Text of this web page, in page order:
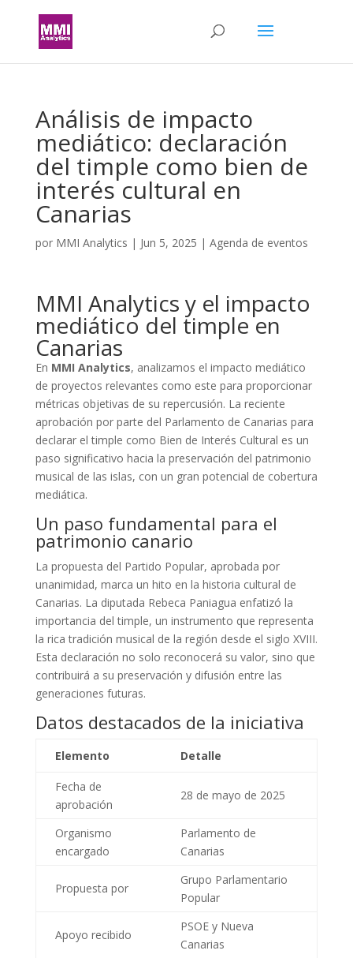
Análisis de impacto
mediático: declaración
del timple como bien de
interés cultural en
Canarias
por MMI Analytics | Jun 5, 2025 | Agenda de eventos
MMI Analytics y el impacto
mediático del timple en
Canarias
En MMI Analytics, analizamos el impacto mediático
de proyectos relevantes como este para proporcionar
métricas objetivas de su repercusión. La reciente
aprobación por parte del Parlamento de Canarias para
declarar el timple como Bien de Interés Cultural es un
paso significativo hacia la preservación del patrimonio
musical de las islas, con un gran potencial de cobertura
mediática.
Un paso fundamental para el
patrimonio canario
La propuesta del Partido Popular, aprobada por
unanimidad, marca un hito en la historia cultural de
Canarias. La diputada Rebeca Paniagua enfatizó la
importancia del timple, un instrumento que representa
la rica tradición musical de la región desde el siglo XVIII.
Esta declaración no solo reconocerá su valor, sino que
contribuirá a su preservación y difusión entre las
generaciones futuras.
Datos destacados de la iniciativa
Elemento Detalle
Fecha de
aprobación
28 de mayo de 2025
Organismo
encargado
Parlamento de
Canarias
Propuesta por
Grupo Parlamentario
Popular
Apoyo recibido
PSOE y Nueva
Canarias